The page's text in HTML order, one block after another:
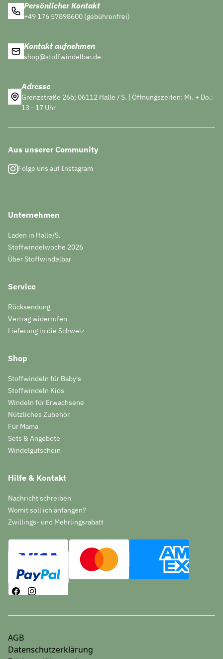
Persönlicher Kontakt
+49 176 57898600 (gebührenfrei)
Kontakt aufnehmen
shop@stoffwindelbar.de
Adresse
Grenzstraße 26b; 06112 Halle / S. | Öffnungszeiten: Mi. + Do.:
13 - 17 Uhr
Aus unserer Community
Folge uns auf Instagram
Unternehmen
Laden in Halle/S.
Stoffwindelwoche 2026
Über Stoffwindelbar
Service
Rücksendung
Vertrag widerrufen
Lieferung in die Schweiz
Shop
Stoffwindeln für Baby's
Stoffwindeln Kids
Windeln für Erwachsene
Nützliches Zubehör
Für Mama
Sets & Angebote
Windelgutschein
Hilfe & Kontakt
Nachricht schreiben
Womit soll ich anfangen?
Zwillings- und Mehrlingsrabatt
AGB
Datenschutzerklärung